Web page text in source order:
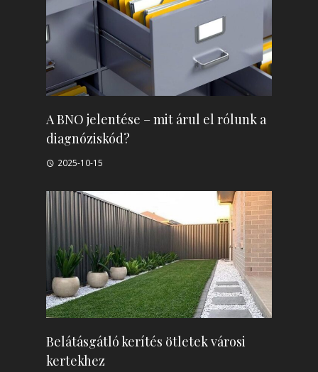
A BNO jelentése – mit árul el rólunk a
diagnóziskód?
2025-10-15
Belátásgátló kerítés ötletek városi
kertekhez